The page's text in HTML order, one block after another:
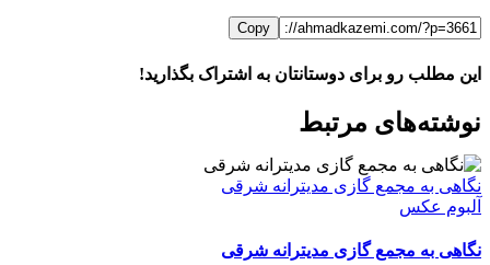
Copy
این مطلب رو برای دوستانتان به اشتراک بگذارید!
FacebookX
LinkedIn
WhatsApp
Telegram
ایمیل
نوشته‌‌های مرتبط
نگاهی به مجمع گازی مدیترانه شرقی
آلبوم عکس
نگاهی به مجمع گازی مدیترانه شرقی